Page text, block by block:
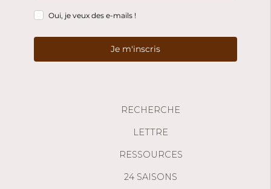
Oui, je veux des e-mails !
Je m'inscris
RECHERCHE
LETTRE
RESSOURCES
24 SAISONS